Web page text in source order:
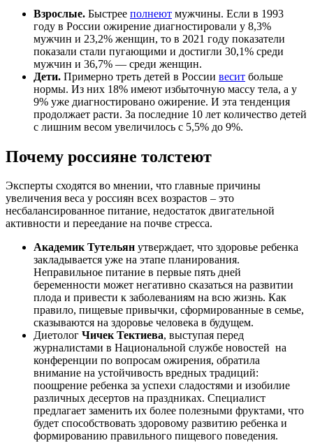
Взрослые. Быстрее полнеют мужчины. Если в 1993
году в России ожирение диагностировали у 8,3%
мужчин и 23,2% женщин, то в 2021 году показатели
показали стали пугающими и достигли 30,1% среди
мужчин и 36,7% — среди женщин.
Дети. Примерно треть детей в России весит больше
нормы. Из них 18% имеют избыточную массу тела, а у
9% уже диагностировано ожирение. И эта тенденция
продолжает расти. За последние 10 лет количество детей
с лишним весом увеличилось с 5,5% до 9%.
Почему россияне толстеют
Эксперты сходятся во мнении, что главные причины
увеличения веса у россиян всех возрастов – это
несбалансированное питание, недостаток двигательной
активности и переедание на почве стресса.
Академик Тутельян утверждает, что здоровье ребенка
закладывается уже на этапе планирования.
Неправильное питание в первые пять дней
беременности может негативно сказаться на развитии
плода и привести к заболеваниям на всю жизнь. Как
правило, пищевые привычки, сформированные в семье,
сказываются на здоровье человека в будущем.
Диетолог Чичек Тектиева, выступая перед
журналистами в Национальной службе новостей на
конференции по вопросам ожирения, обратила
внимание на устойчивость вредных традиций:
поощрение ребенка за успехи сладостями и изобилие
различных десертов на праздниках. Специалист
предлагает заменить их более полезными фруктами, что
будет способствовать здоровому развитию ребенка и
формированию правильного пищевого поведения.